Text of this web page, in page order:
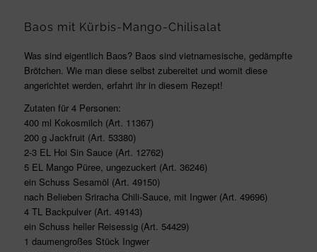
Baos mit Kürbis-Mango-Chilisalat
Was sind eigentlich Baos? Baos sind vietnamesische, gedämpfte
Brötchen. Wie man diese selbst zubereitet und womit diese
angerichtet werden, erfahrt ihr in diesem Rezept!
Zutaten für 4 Personen:
400 ml Kokosmilch (Art. 11367)
200 g Jackfruit (Art. 53380)
2-3 EL Hoi Sin Sauce (Art. 12762)
5 EL Mango Püree, ungezuckert (Art. 36246)
ein Schuss Sesamöl (Art. 49150)
nach Belieben Sriracha Chili-Sauce, mit Ingwer (Art. 49696)
4 TL Backpulver (Art. 49143)
ein Schuss heller Reisessig (Art. 54429)
1 daumengroßes Stück Ingwer